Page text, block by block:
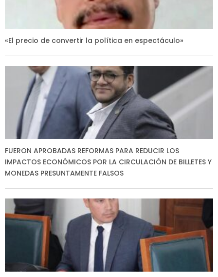
«El precio de convertir la política en espectáculo»
FUERON APROBADAS REFORMAS PARA REDUCIR LOS
IMPACTOS ECONÓMICOS POR LA CIRCULACIÓN DE BILLETES Y
MONEDAS PRESUNTAMENTE FALSOS